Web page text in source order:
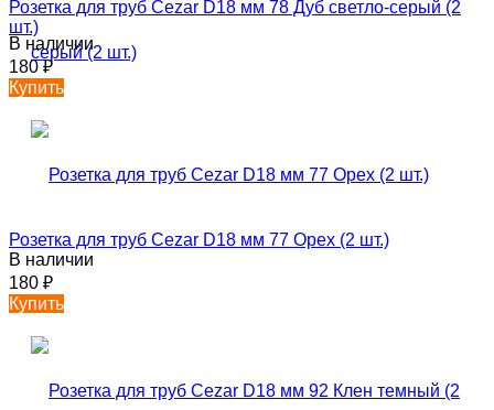
Розетка для труб Cezar D18 мм 78 Дуб светло-серый (2
шт.)
В наличии
180₽
Купить
Розетка для труб Cezar D18 мм 77 Орех (2 шт.)
В наличии
180 ₽
Купить